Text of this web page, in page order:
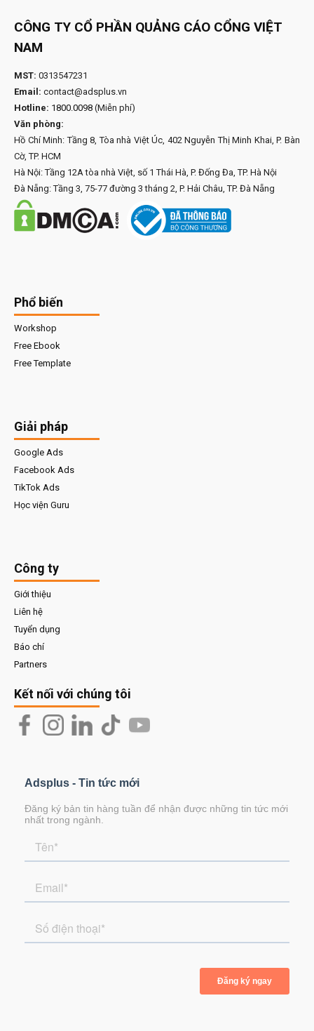
CÔNG TY CỔ PHẦN QUẢNG CÁO CỔNG VIỆT
NAM
MST: 0313547231
Email: contact@adsplus.vn
Hotline: 1800.0098 (Miễn phí)
Văn phòng:
Hồ Chí Minh: Tầng 8, Tòa nhà Việt Úc, 402 Nguyễn Thị Minh Khai, P. Bàn
Cờ, TP. HCM
Hà Nội: Tầng 12A tòa nhà Việt, số 1 Thái Hà, P. Đống Đa, TP. Hà Nội
Đà Nẵng: Tầng 3, 75-77 đường 3 tháng 2, P. Hải Châu, TP. Đà Nẵng
Phổ biến
Workshop
Free Ebook
Free Template
Giải pháp
Google Ads
Facebook Ads
TikTok Ads
Học viện Guru
Công ty
Giới thiệu
Liên hệ
Tuyển dụng
Báo chí
Partners
Kết nối với chúng tôi